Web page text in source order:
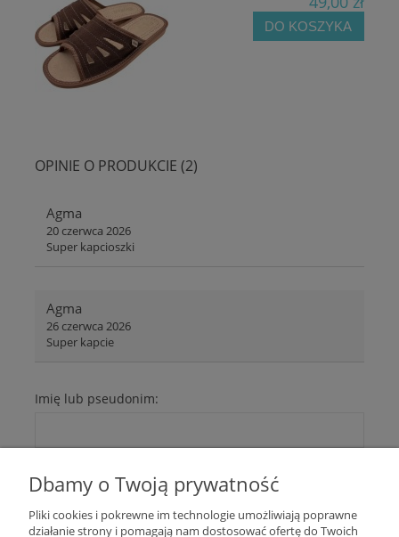
DO KOSZYKA
OPINIE O PRODUKCIE (2)
Agma
20 czerwca 2026
Super kapcioszki
Agma
26 czerwca 2026
Super kapcie
Imię lub pseudonim:
Dbamy o Twoją prywatność
Pliki cookies i pokrewne im technologie umożliwiają poprawne
działanie strony i pomagają nam dostosować ofertę do Twoich